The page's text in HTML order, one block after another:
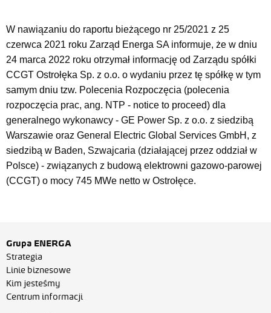
W nawiązaniu do raportu bieżącego nr 25/2021 z 25
czerwca 2021 roku Zarząd Energa SA informuje, że w dniu
24 marca 2022 roku otrzymał informację od Zarządu spółki
CCGT Ostrołęka Sp. z o.o. o wydaniu przez tę spółkę w tym
samym dniu tzw. Polecenia Rozpoczęcia (polecenia
rozpoczęcia prac, ang. NTP - notice to proceed) dla
generalnego wykonawcy - GE Power Sp. z o.o. z siedzibą
Warszawie oraz General Electric Global Services GmbH, z
siedzibą w Baden, Szwajcaria (działającej przez oddział w
Polsce) - związanych z budową elektrowni gazowo-parowej
(CCGT) o mocy 745 MWe netto w Ostrołęce.
Grupa ENERGA
Strategia
Linie biznesowe
Kim jesteśmy
Centrum informacji